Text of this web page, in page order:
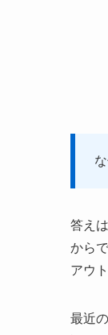
答え
からで
アウ
最近